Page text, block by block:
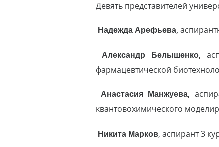
Девять представителей
Надежда Арефьева,
Александр Белышенко,
фармацевтической
Анастасия Манжуева,
квантовохимического
Никита Марков, аспирант 3